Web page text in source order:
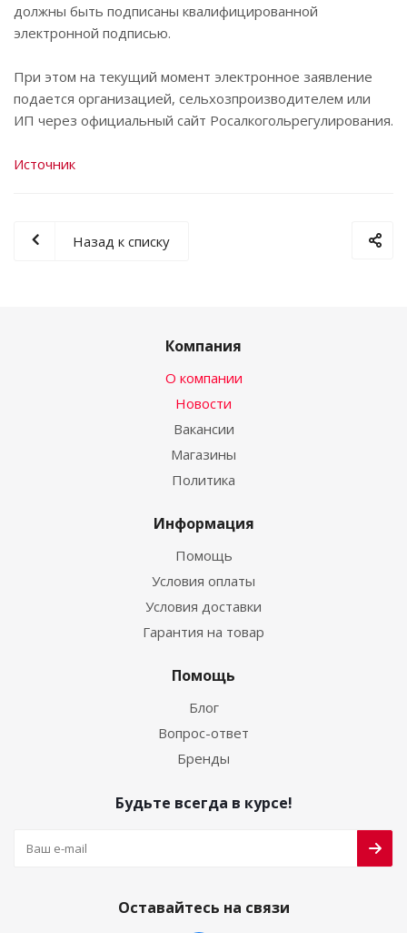
должны быть подписаны квалифицированной
электронной подписью.
При этом на текущий момент электронное заявление
подается организацией, сельхозпроизводителем или
ИП через официальный сайт Росалкогольрегулирования.
Источник
Назад к списку
Компания
О компании
Новости
Вакансии
Магазины
Политика
Информация
Помощь
Условия оплаты
Условия доставки
Гарантия на товар
Помощь
Блог
Вопрос-ответ
Бренды
Будьте всегда в курсе!
Оставайтесь на связи